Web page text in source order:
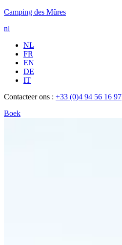
Camping des Mûres
nl
NL
FR
EN
DE
IT
Contacteer ons : +33 (0)4 94 56 16 97
Boek